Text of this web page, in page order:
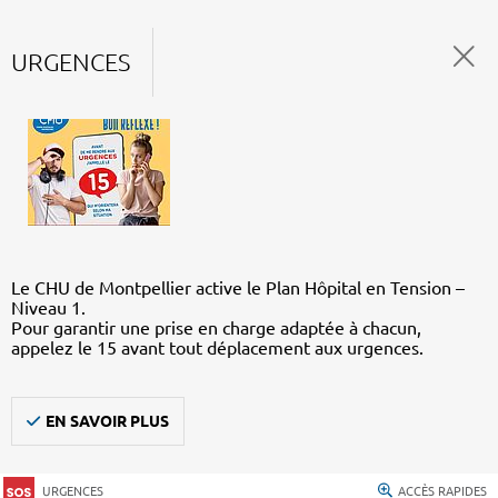
URGENCES
Le CHU de Montpellier active le Plan Hôpital en Tension –
Niveau 1.
Pour garantir une prise en charge adaptée à chacun,
appelez le 15 avant tout déplacement aux urgences.
EN SAVOIR PLUS
URGENCES ACCÈS RAPIDES